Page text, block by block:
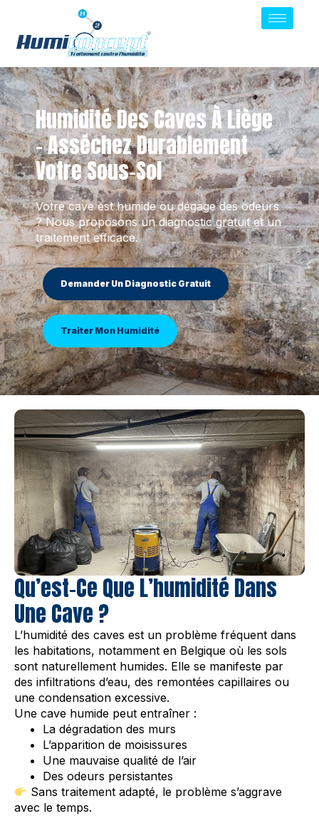
Humidité Des Caves À Liège
– Asséchez Durablement
Votre Sous-Sol
Votre cave est humide ou dégage des odeurs
? Nous proposons un diagnostic gratuit et un
traitement efficace.
Demander Un Diagnostic Gratuit
Traiter Mon Humidité
Qu’est-Ce Que L’humidité Dans
Une Cave ?
L’humidité des caves est un problème fréquent dans
les habitations, notamment en Belgique où les sols
sont naturellement humides. Elle se manifeste par
des infiltrations d’eau, des remontées capillaires ou
une condensation excessive.
Une cave humide peut entraîner :
La dégradation des murs
L’apparition de moisissures
Une mauvaise qualité de l’air
Des odeurs persistantes
Sans traitement adapté, le problème s’aggrave
avec le temps.